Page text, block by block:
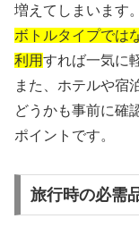
増えてしまいます。
ボトルタイプでは
利用すれば一気に
また、ホテルや宿
どうかも事前に確
ポイントです。
旅行時の必需